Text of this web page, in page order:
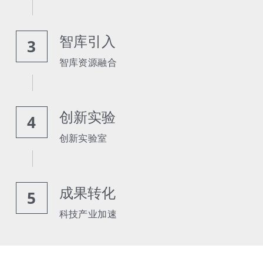
3 智库引入
智库资源融合
4 创新实验
创新实验室
5 成果转化
科技产业加速